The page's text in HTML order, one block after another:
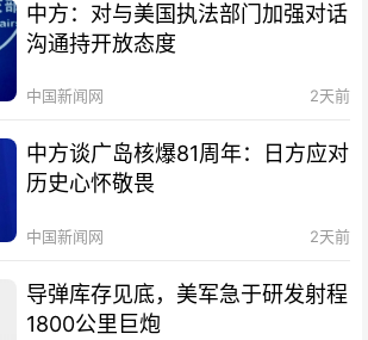
中方：对与美国执法部门加强对话
沟通持开放态度
中国新闻网 2天前
中方谈广岛核爆81周年：日方应对
历史心怀敬畏
中国新闻网 2天前
导弹库存见底，美军急于研发射程
1800公里巨炮